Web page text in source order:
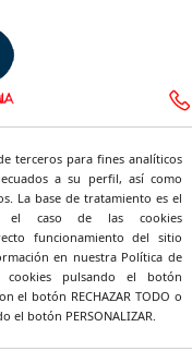
terceros para fines analíticos
a su perfil, así como
La base de tratamiento es el
el caso de las cookies
funcionamiento del sitio
en nuestra Política de
cookies pulsando el botón
el botón RECHAZAR TODO o
el botón PERSONALIZAR.